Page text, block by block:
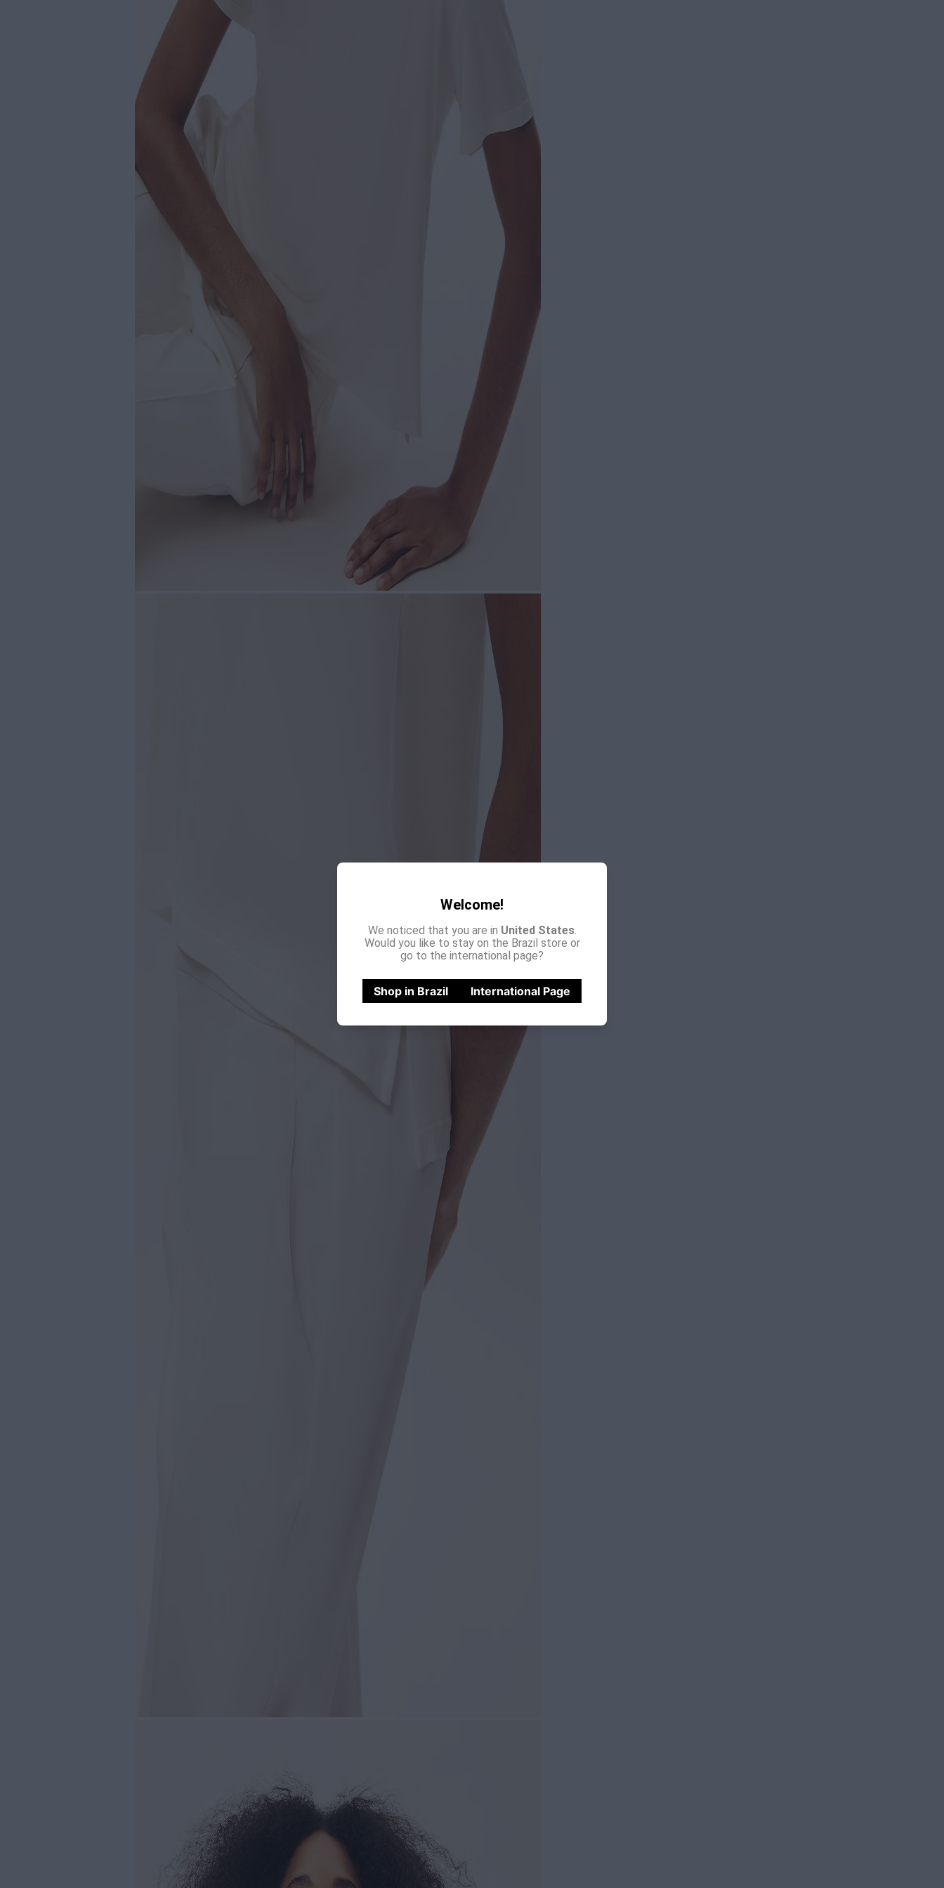
Welcome!
We noticed that you are in United States.
Would you like to stay on the Brazil store or
go to the international page?
Shop in Brazil International Page